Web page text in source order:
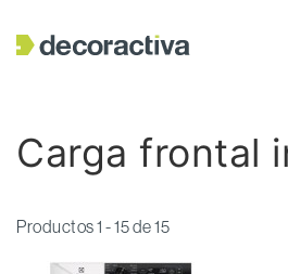
Carga frontal
Productos 1 - 15 de 15